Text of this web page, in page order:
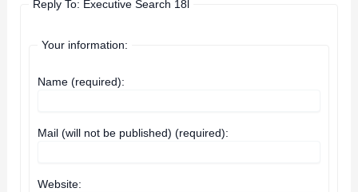
Reply To: Executive Search 18l
Your information:
Name (required):
Mail (will not be published) (required):
Website: